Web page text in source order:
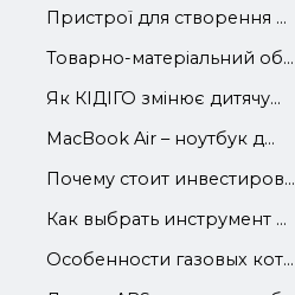
Пристрої для створення ...
Товарно-матеріальний об...
Як КІДІГО змінює дитячу...
MacBook Air – ноутбук д...
Почему стоит инвестиров...
Как выбрать инструмент ...
Особенности газовых кот...